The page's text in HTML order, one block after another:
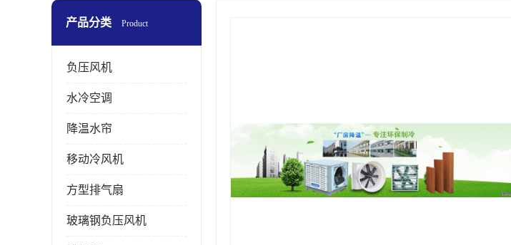
产品分类 Product
负压风机
水冷空调
降温水帘
移动冷风机
方型排气扇
玻璃钢负压风机